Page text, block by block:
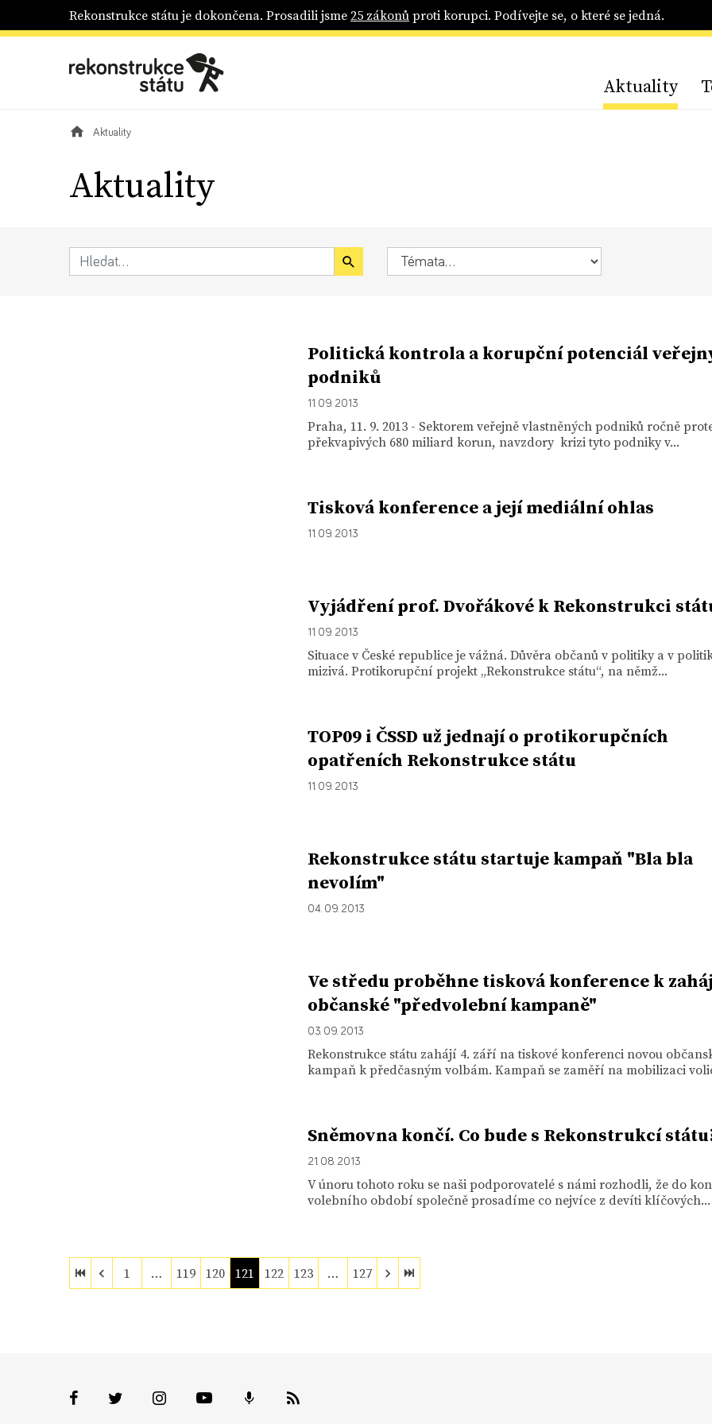
Rekonstrukce státu je dokončena. Prosadili jsme25 zákonůproti korupci. Podívejte se, o které se jedná.
Aktuality
Aktuality
Aktuality
Politická kontrola a korupční potenciál
podniků
11. 09. 2013
Praha, 11. 9. 2013 - Sektorem veřejně vlastněných podniků ročně
překvapivých 680 miliard korun, navzdory krizi tyto podniky v...
Tisková konference a její mediální ohlas
11. 09. 2013
Vyjádření prof. Dvořákové k Rekonstrukci
11. 09. 2013
Situace v České republice je vážná. Důvěra občanů v politiky a v
mizivá. Protikorupční projekt „Rekonstrukce státu“, na němž...
TOP09 i ČSSD už jednají o protikorupčních
opatřeních Rekonstrukce státu
11. 09. 2013
Rekonstrukce státu startuje kampaň "Bla bla
nevolím"
04. 09. 2013
Ve středu proběhne tisková konference k
občanské "předvolební kampaně"
03. 09. 2013
Rekonstrukce státu zahájí 4. září na tiskové konferenci novou
kampaň k předčasným volbám. Kampaň se zaměří na mobilizaci
Sněmovna končí. Co bude s Rekonstrukcí
21. 08. 2013
V únoru tohoto roku se naši podporovatelé s námi rozhodli, že do
volebního období společně prosadíme co nejvíce z devíti klíčových...
1 … 119 120 121 122 123 … 127